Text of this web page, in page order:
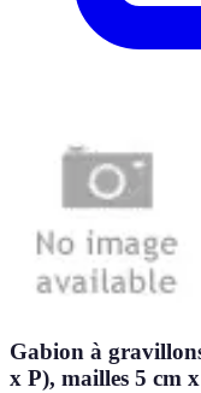
Gabion à
x P), mailles 5 cm